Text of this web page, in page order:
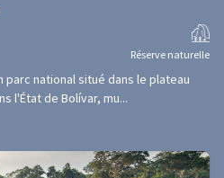
Réserve naturelle
parc national situé dans le plateau
l'État de Bolívar, mu...